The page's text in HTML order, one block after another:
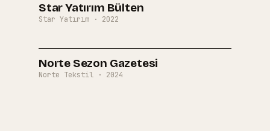
Star Yatırım Bülten
Star Yatırım · 2022
Norte Sezon Gazetesi
Norte Tekstil · 2024